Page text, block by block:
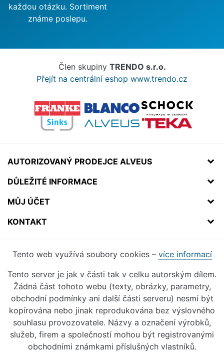
každou otázku. Sortiment
známe poslepu.
Člen skupiny TRENDO s.r.o.
Přejít na centrální eshop www.trendo.cz
AUTORIZOVANÝ PRODEJCE ALVEUS
DŮLEŽITÉ INFORMACE
MŮJ ÚČET
KONTAKT
Tento web využívá soubory cookies – více informací
Tento server je jak v části tak v celku autorským dílem.
Žádná část tohoto webu (texty, obrázky, parametry,
obchodní podmínky ani další části serveru) nesmí být
kopírována nebo jinak reprodukována bez výslovného
souhlasu provozovatele. Názvy a označení výrobků,
služeb, firem a společností mohou být registrovanými
obchodními známkami příslušných vlastníků.